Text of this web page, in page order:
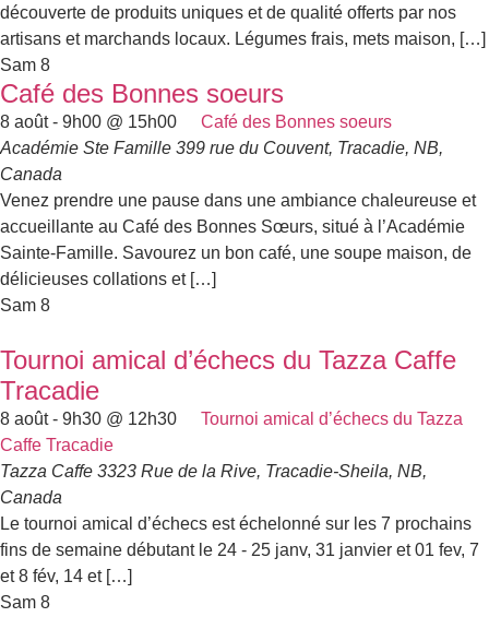
découverte de produits uniques et de qualité offerts par nos
artisans et marchands locaux. Légumes frais, mets maison, […]
Sam 8
Café des Bonnes soeurs
8 août - 9h00 @ 15h00
Café des Bonnes soeurs
Académie Ste Famille 399 rue du Couvent, Tracadie, NB,
Canada
Venez prendre une pause dans une ambiance chaleureuse et
accueillante au Café des Bonnes Sœurs, situé à l’Académie
Sainte-Famille. Savourez un bon café, une soupe maison, de
délicieuses collations et […]
Sam 8
Tournoi amical d’échecs du Tazza Caffe
Tracadie
8 août - 9h30 @ 12h30
Tournoi amical d’échecs du Tazza
Caffe Tracadie
Tazza Caffe 3323 Rue de la Rive, Tracadie-Sheila, NB,
Canada
Le tournoi amical d’échecs est échelonné sur les 7 prochains
fins de semaine débutant le 24 - 25 janv, 31 janvier et 01 fev, 7
et 8 fév, 14 et […]
Sam 8